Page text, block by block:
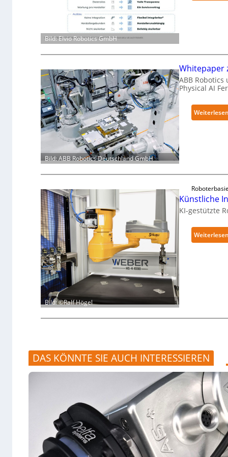
Bild: Elvio Robotics GmbH
Bild: ABB Robotics Deutschland GmbH
Whitepaper
ABB
Physical AI
Weiterlesen
Bild: ©Ralf Högel
Künstliche
KI-gestützte
Weiterlesen
DAS KÖNNTE SIE AUCH INTERESSIEREN